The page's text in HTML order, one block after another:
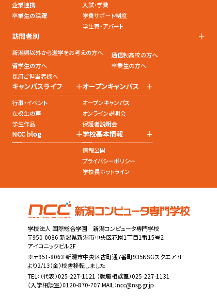
企業連携
卒業生の活躍
入試・学費
学費サポート制度
学生寮・アパート
訪問者別 +
新潟県以外から進学をお考えの方へ
通信制高校の方へ
留学生の方へ
卒業生の方へ
採用ご担当者様へ
キャンパスライフ +
行事・イベント
在校生の声
学生作品
オープンキャンパス +
オープンキャンパス
オンライン説明会
保護者説明会
NCC blog +学校基本情報 +
情報公開
プライバシーポリシー
学校長ホットライン
学校法人 国際総合学園 新潟コンピュータ専門学校
〒950-0086 新潟県新潟市中央区花園1丁目1番15号2
アイコニックビル2F
※〒951-8063 新潟市中央区古町通7番町935NSGスクエア7F
より2/13（金）校舎移転しました
TEL： （代表）025-227-1121 （就職相談室）025-227-1131
（入学相談室）0120-870-707 MAIL：ncc@nsg.gr.jp